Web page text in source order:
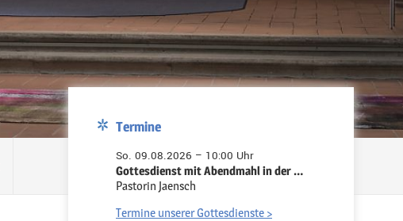
Termine
So. 09.08.2026 – 10:00 Uhr
Gottesdienst mit Abendmahl in der Pauluskirche
Pastorin Jaensch
Termine unserer Gottesdienste >